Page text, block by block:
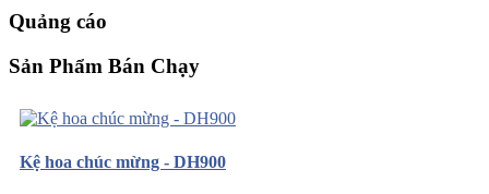
Quảng cáo
Sản Phẩm Bán Chạy
Kệ hoa chúc mừng - DH900